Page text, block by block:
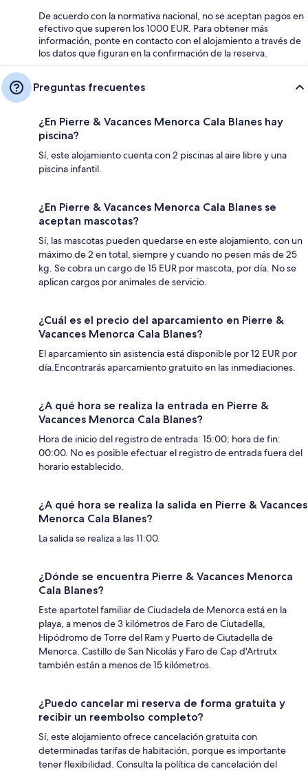
De acuerdo con la normativa nacional, no se aceptan pagos en
efectivo que superen los 1000 EUR. Para obtener más
información, ponte en contacto con el alojamiento a través de
los datos que figuran en la confirmación de la reserva.
Preguntas frecuentes
¿En Pierre & Vacances Menorca Cala Blanes hay
piscina?
Sí, este alojamiento cuenta con 2 piscinas al aire libre y una
piscina infantil.
¿En Pierre & Vacances Menorca Cala Blanes se
aceptan mascotas?
Sí, las mascotas pueden quedarse en este alojamiento, con un
máximo de 2 en total, siempre y cuando no pesen más de 25
kg. Se cobra un cargo de 15 EUR por mascota, por día. No se
aplican cargos por animales de servicio.
¿Cuál es el precio del aparcamiento en Pierre &
Vacances Menorca Cala Blanes?
El aparcamiento sin asistencia está disponible por 12 EUR por
día.Encontrarás aparcamiento gratuito en las inmediaciones.
¿A qué hora se realiza la entrada en Pierre &
Vacances Menorca Cala Blanes?
Hora de inicio del registro de entrada: 15:00; hora de fin:
00:00. No es posible efectuar el registro de entrada fuera del
horario establecido.
¿A qué hora se realiza la salida en Pierre & Vacances
Menorca Cala Blanes?
La salida se realiza a las 11:00.
¿Dónde se encuentra Pierre & Vacances Menorca
Cala Blanes?
Este apartotel familiar de Ciudadela de Menorca está en la
playa, a menos de 3 kilómetros de Faro de Ciutadella,
Hipódromo de Torre del Ram y Puerto de Ciutadella de
Menorca. Castillo de San Nicolás y Faro de Cap d'Artrutx
también están a menos de 15 kilómetros.
¿Puedo cancelar mi reserva de forma gratuita y
recibir un reembolso completo?
Sí, este alojamiento ofrece cancelación gratuita con
determinadas tarifas de habitación, porque es importante
tener flexibilidad. Consulta la política de cancelación del